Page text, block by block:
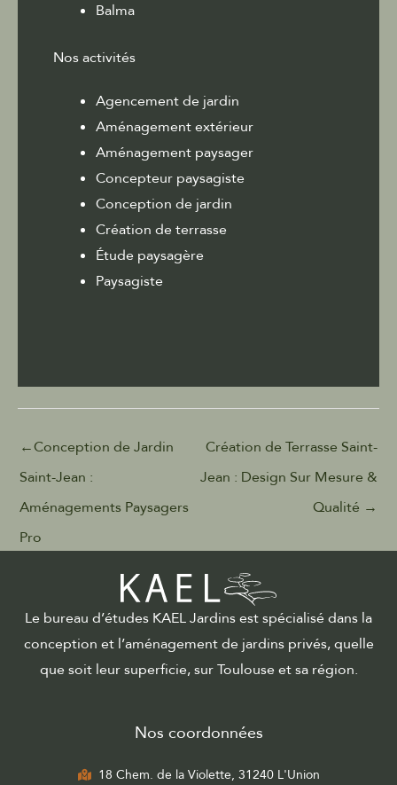
Balma
Nos activités
Agencement de jardin
Aménagement extérieur
Aménagement paysager
Concepteur paysagiste
Conception de jardin
Création de terrasse
Étude paysagère
Paysagiste
←Conception de Jardin
Saint-Jean :
Aménagements Paysagers
Pro
Création de Terrasse Saint-
Jean : Design Sur Mesure &
Qualité →
Le bureau d’études KAEL Jardins est spécialisé dans la
conception et l’aménagement de jardins privés, quelle
que soit leur superficie, sur Toulouse et sa région.
Nos coordonnées
18 Chem. de la Violette, 31240 L'Union